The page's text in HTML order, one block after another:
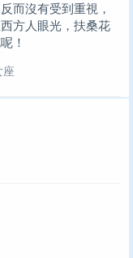
沒有受到重視，
方人眼光，扶桑花
！
座